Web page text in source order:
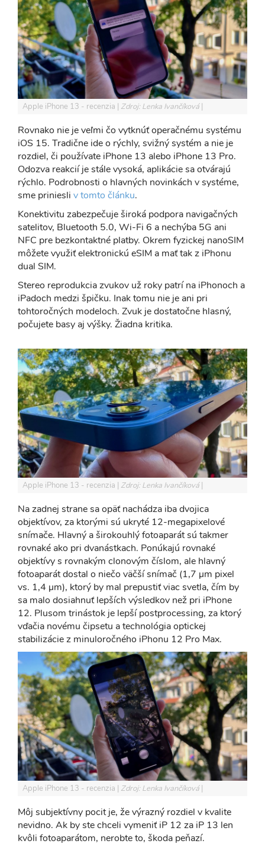
Apple iPhone 13 - recenzia Zdroj: Lenka Ivančíková
Rovnako nie je veľmi čo vytknúť operačnému systému
iOS 15. Tradične ide o rýchly, svižný systém a nie je
rozdiel, či používate iPhone 13 alebo iPhone 13 Pro.
Odozva reakcií je stále vysoká, aplikácie sa otvárajú
rýchlo. Podrobnosti o hlavných novinkách v systéme,
sme priniesli v tomto článku.
Konektivitu zabezpečuje široká podpora navigačných
satelitov, Bluetooth 5.0, Wi-Fi 6 a nechýba 5G ani
NFC pre bezkontaktné platby. Okrem fyzickej nanoSIM
môžete využiť elektronickú eSIM a mať tak z iPhonu
dual SIM.
Stereo reprodukcia zvukov už roky patrí na iPhonoch a
iPadoch medzi špičku. Inak tomu nie je ani pri
tohtoročných modeloch. Zvuk je dostatočne hlasný,
počujete basy aj výšky. Žiadna kritika.
Apple iPhone 13 - recenzia Zdroj: Lenka Ivančíková
Na zadnej strane sa opäť nachádza iba dvojica
objektívov, za ktorými sú ukryté 12-megapixelové
snímače. Hlavný a širokouhlý fotoaparát sú takmer
rovnaké ako pri dvanástkach. Ponúkajú rovnaké
objektívy s rovnakým clonovým číslom, ale hlavný
fotoaparát dostal o niečo väčší snímač (1,7 µm pixel
vs. 1,4 µm), ktorý by mal prepustiť viac svetla, čím by
sa malo dosiahnuť lepších výsledkov než pri iPhone
12. Plusom trinástok je lepší postprocessing, za ktorý
vďačia novému čipsetu a technológia optickej
stabilizácie z minuloročného iPhonu 12 Pro Max.
Apple iPhone 13 - recenzia Zdroj: Lenka Ivančíková
Môj subjektívny pocit je, že výrazný rozdiel v kvalite
nevidno. Ak by ste chceli vymeniť iP 12 za iP 13 len
kvôli fotoaparátom, nerobte to, škoda peňazí.